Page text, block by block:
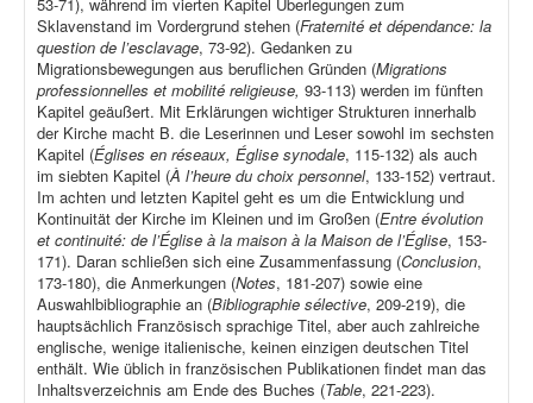
Sklavenstand im Vordergrund stehen (Fraternité et dépendance: la
question de l’esclavage, 73-92). Gedanken zu
Migrationsbewegungen aus beruflichen Gründen (Migrations
professionnelles et mobilité religieuse, 93-113) werden im fünften
Kapitel geäußert. Mit Erklärungen wichtiger Strukturen innerhalb
der Kirche macht B. die Leserinnen und Leser sowohl im sechsten
Kapitel (Églises en réseaux, Église synodale, 115-132) als auch
im siebten Kapitel (À l’heure du choix personnel, 133-152) vertraut.
Im achten und letzten Kapitel geht es um die Entwicklung und
Kontinuität der Kirche im Kleinen und im Großen (Entre évolution
et continuité: de l’Église à la maison à la Maison de l’Église, 153-
171). Daran schließen sich eine Zusammenfassung (Conclusion,
173-180), die Anmerkungen (Notes, 181-207) sowie eine
Auswahlbibliographie an (Bibliographie sélective, 209-219), die
hauptsächlich Französisch sprachige Titel, aber auch zahlreiche
englische, wenige italienische, keinen einzigen deutschen Titel
enthält. Wie üblich in französischen Publikationen findet man das
Inhaltsverzeichnis am Ende des Buches (Table, 221-223).